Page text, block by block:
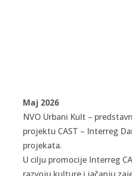
Maj 2026
NVO Urbani Kult –
projektu CAST – Interreg
projekata.
U cilju promocije Interreg